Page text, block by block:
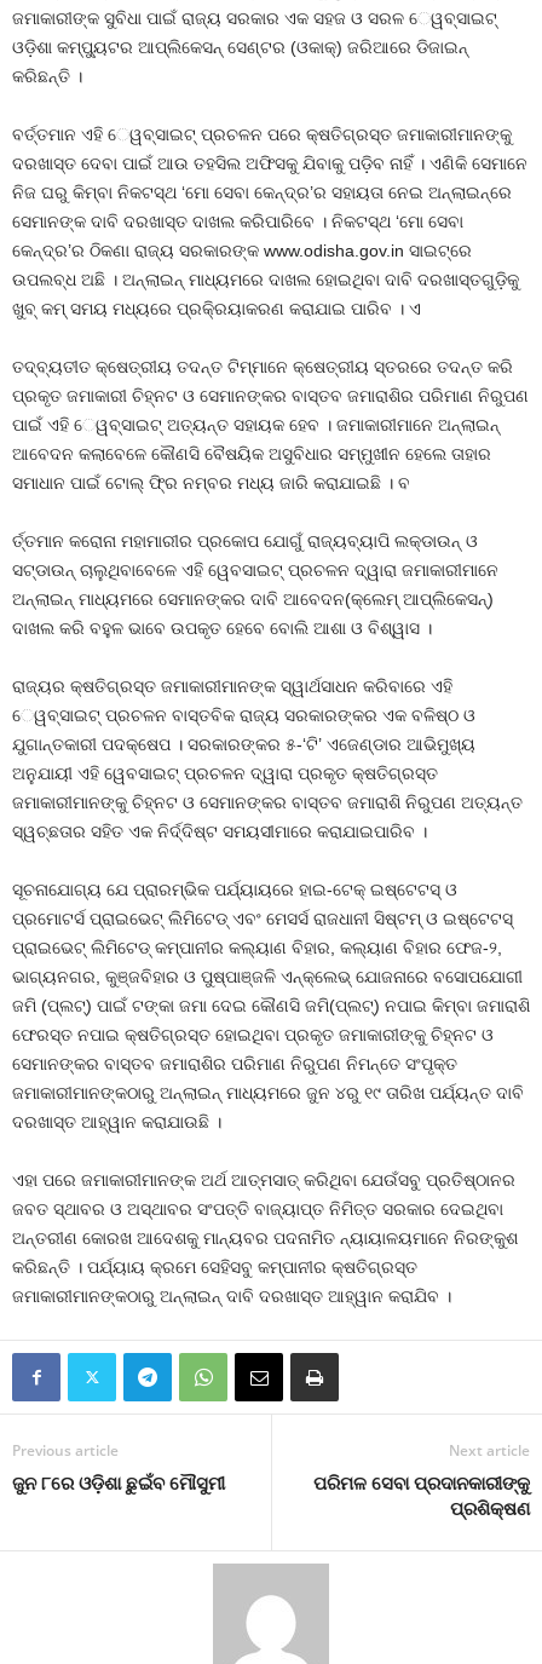
ଜମାକାରୀଙ୍କ ସୁବିଧା ପାଇଁ ରାଜ୍ୟ ସରକାର ଏକ ସହଜ ଓ ସରଳ େୱବ୍‌ସାଇଟ୍‌
ଓଡ଼ିଶା କମ୍ପୁ୍ୟଟର ଆପ୍ଲିକେସନ୍‌ ସେଣ୍ଟର (ଓକାକ୍‌) ଜରିଆରେ ଡିଜାଇନ୍‌
କରିଛନ୍ତି ।
ବର୍ତ୍ତମାନ ଏହି େୱବ୍‌ସାଇଟ୍‌ ପ୍ରଚଳନ ପରେ କ୍ଷତିଗ୍ରସ୍ତ ଜମାକାରୀମାନଙ୍କୁ
ଦରଖାସ୍ତ ଦେବା ପାଇଁ ଆଉ ତହସିଲ ଅଫିସକୁ ଯିବାକୁ ପଡ଼ିବ ନାହିଁ । ଏଣିକି ସେମାନେ
ନିଜ ଘରୁ କିମ୍ବା ନିକଟସ୍ଥ ‘ମୋ ସେବା କେନ୍ଦ୍ର’ର ସହାୟତା ନେଇ ଅନ୍‌ଲାଇନ୍‌ରେ
ସେମାନଙ୍କ ଦାବି ଦରଖାସ୍ତ ଦାଖଲ କରିପାରିବେ । ନିକଟସ୍ଥ ‘ମୋ ସେବା
କେନ୍ଦ୍ର’ର ଠିକଣା ରାଜ୍ୟ ସରକାରଙ୍କ www.odisha.gov.in ସାଇଟ୍‌ରେ
ଉପଲବ୍ଧ ଅଛି । ଅନ୍‌ଲାଇନ୍‌ ମାଧ୍ୟମରେ ଦାଖଲ ହୋଇଥିବା ଦାବି ଦରଖାସ୍ତଗୁଡ଼ିକୁ
ଖୁବ୍‌ କମ୍‌ ସମୟ ମଧ୍ୟରେ ପ୍ରକି୍ରୟାକରଣ କରାଯାଇ ପାରିବ । ଏ
ତଦ୍‌ବ୍ୟତୀତ କ୍ଷେତ୍ରୀୟ ତଦନ୍ତ ଟିମ୍‌ମାନେ କ୍ଷେତ୍ରୀୟ ସ୍ତରରେ ତଦନ୍ତ କରି
ପ୍ରକୃତ ଜମାକାରୀ ଚିହ୍ନଟ ଓ ସେମାନଙ୍କର ବାସ୍ତବ ଜମାରାଶିର ପରିମାଣ ନିରୁପଣ
ପାଇଁ ଏହି େୱବ୍‌ସାଇଟ୍‌ ଅତ୍ୟନ୍ତ ସହାୟକ ହେବ । ଜମାକାରୀମାନେ ଅନ୍‌ଲାଇନ୍‌
ଆବେଦନ କଲାବେଳେ କୌଣସି ବୈଷୟିକ ଅସୁବିଧାର ସମ୍ମୁଖୀନ ହେଲେ ତାହାର
ସମାଧାନ ପାଇଁ ଟୋଲ୍‌ ଫି୍ର ନମ୍ବର ମଧ୍ୟ ଜାରି କରାଯାଇଛି । ବ
ର୍ତ୍ତମାନ କରୋନା ମହାମାରୀର ପ୍ରକୋପ ଯୋଗୁଁ ରାଜ୍ୟବ୍ୟାପି ଲକ୍‌ଡାଉନ୍‌ ଓ
ସଟ୍‌ଡାଉନ୍‌ ଚାଲୁଥିବାବେଳେ ଏହି ୱେବସାଇଟ୍‍ ପ୍ରଚଳନ ଦ୍ୱାରା ଜମାକାରୀମାନେ
ଅନ୍‌ଲାଇନ୍‌ ମାଧ୍ୟମରେ ସେମାନଙ୍‌କର ଦାବି ଆବେଦନ(କ୍ଲେମ୍‌ ଆପ୍ଲିକେସନ୍‌)
ଦାଖଲ କରି ବହୁଳ ଭାବେ ଉପକୃତ ହେବେ ବୋଲି ଆଶା ଓ ବିଶ୍ୱାସ ।
ରାଜ୍ୟର କ୍ଷତିଗ୍ରସ୍ତ ଜମାକାରୀମାନଙ୍କ ସ୍ୱାର୍ଥସାଧନ କରିବାରେ ଏହି
େୱବ୍‌ସାଇଟ୍‌ ପ୍ରଚଳନ ବାସ୍ତବିକ ରାଜ୍ୟ ସରକାରଙ୍କର ଏକ ବଳିଷ୍ଠ ଓ
ଯୁଗାନ୍ତକାରୀ ପଦକ୍ଷେପ । ସରକାରଙ୍କର ୫-‘ଟି’ ଏଜେଣ୍ଡାର ଆଭିମୁଖ୍ୟ
ଅନୁଯାୟୀ ଏହି ୱେବସାଇଟ୍‍ ପ୍ରଚଳନ ଦ୍ୱାରା ପ୍ରକୃତ କ୍ଷତିଗ୍ରସ୍ତ
ଜମାକାରୀମାନଙ୍କୁ ଚିହ୍ନଟ ଓ ସେମାନଙ୍କର ବାସ୍ତବ ଜମାରାଶି ନିରୁପଣ ଅତ୍ୟନ୍ତ
ସ୍ୱଚ୍ଛତାର ସହିତ ଏକ ନିର୍ଦ୍ଦିଷ୍ଟ ସମୟସୀମାରେ କରାଯାଇପାରିବ ।
ସୂଚନାଯୋଗ୍ୟ ଯେ ପ୍ରାରମ୍ଭିକ ପର୍ଯ୍ୟାୟରେ ହାଇ-ଟେକ୍‌ ଇଷ୍ଟେଟସ୍‌ ଓ
ପ୍ରମୋଟର୍ସ ପ୍ରାଇଭେଟ୍‌ ଲିମିଟେଡ୍‌ ଏବଂ ମେସର୍ସ ରାଜଧାନୀ ସିଷ୍ଟମ୍‌ ଓ ଇଷ୍ଟେଟସ୍‌
ପ୍ରାଇଭେଟ୍‌ ଲିମିଟେଡ୍‌ କମ୍ପାନୀର କଲ୍ୟାଣ ବିହାର, କଲ୍ୟାଣ ବିହାର ଫେଜ-୨,
ଭାଗ୍ୟନଗର, କୁଞ୍ଜବିହାର ଓ ପୁଷ୍ପାଞ୍ଜଳି ଏନ୍‌କ୍ଲେଭ୍‌ ଯୋଜନାରେ ବସୋପଯୋଗୀ
ଜମି (ପ୍ଲଟ୍‌) ପାଇଁ ଟଙ୍କା ଜମା ଦେଇ କୌଣସି ଜମି(ପ୍ଲଟ୍‌) ନପାଇ କିମ୍ବା ଜମାରାଶି
ଫେରସ୍ତ ନପାଇ କ୍ଷତିଗ୍ରସ୍ତ ହୋଇଥିବା ପ୍ରକୃତ ଜମାକାରୀଙ୍କୁ ଚିହ୍ନଟ ଓ
ସେମାନଙ୍କର ବାସ୍ତବ ଜମାରାଶିର ପରିମାଣ ନିରୁପଣ ନିମନ୍ତେ ସଂପୃକ୍ତ
ଜମାକାରୀମାନଙ୍କଠାରୁ ଅନ୍‌ଲାଇନ୍‌ ମାଧ୍ୟମରେ ଜୁନ ୪ରୁ ୧୯ ତାରିଖ ପର୍ଯ୍ୟନ୍ତ ଦାବି
ଦରଖାସ୍ତ ଆହ୍ୱାନ କରାଯାଉଛି ।
ଏହା ପରେ ଜମାକାରୀମାନଙ୍କ ଅର୍ଥ ଆତ୍ମସାତ୍‌ କରିଥିବା ଯେଉଁସବୁ ପ୍ରତିଷ୍ଠାନର
ଜବତ ସ୍ଥାବର ଓ ଅସ୍ଥାବର ସଂପତ୍ତି ବାଜ୍ୟାପ୍ତ ନିମିତ୍ତ ସରକାର ଦେଇଥିବା
ଅନ୍ତରୀଣ କୋରଖ ଆଦେଶକୁ ମାନ୍ୟବର ପଦନାମିତ ନ୍ୟାୟାଳୟମାନେ ନିରଙ୍କୁଶ
କରିଛନ୍ତି । ପର୍ଯ୍ୟାୟ କ୍ରମେ ସେହିସବୁ କମ୍ପାନୀର କ୍ଷତିଗ୍ରସ୍ତ
ଜମାକାରୀମାନଙ୍କଠାରୁ ଅନ୍‌ଲାଇନ୍‌ ଦାବି ଦରଖାସ୍ତ ଆହ୍ୱାନ କରାଯିବ ।
Previous article
ଜୁନ ୮ରେ ଓଡ଼ିଶା ଛୁଇଁବ ମୌସୁମୀ
Next article
ପରିମଳ ସେବା ପ୍ରଦାନକାରୀଙ୍କୁ
ପ୍ରଶିକ୍ଷଣ